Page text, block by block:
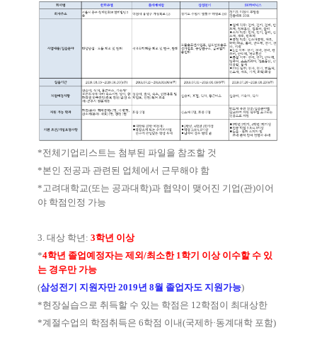
*전체기업리스트는 첨부된 파일을 참조할 것
*본인 전공과 관련된 업체에서 근무해야 함
*고려대학교(또는 공과대학)과 협약이 맺어진 기업(관)이어
야 학점인정 가능
3. 대상 학년 : 3학년 이상
*4학년 졸업예정자는 제외 /최소한 1학기 이상 이수할 수 있
는 경우만 가능
(삼성전기 지원자만2019년 8월 졸업자도 지원가능)
*현장실습으로 취득할 수 있는 학점은 12학점이 최대상한
*계절수업의 학점취득은 6학점 이내(국제하·동계대학 포함)